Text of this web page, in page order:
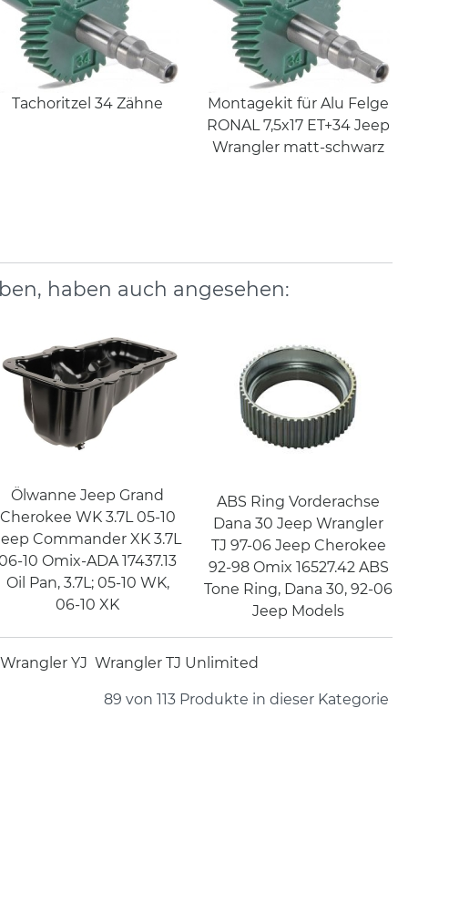
Tachoritzel 34 Zähne
Montagekit für Alu Felge
RONAL 7,5x17 ET+34 Jeep
Wrangler matt-schwarz
haben auch angesehen:
Ölwanne Jeep Grand
Cherokee WK 3.7L 05-10
Commander XK 3.7L
10 Omix-ADA 17437.13
Oil Pan, 3.7L; 05-10 WK,
06-10 XK
ABS Ring Vorderachse
Dana 30 Jeep Wrangler
TJ 97-06 Jeep Cherokee
92-98 Omix 16527.42 ABS
Tone Ring, Dana 30, 92-06
Jeep Models
Wrangler YJ Wrangler TJ Unlimited
89 von 113 Produkte in dieser Kategorie